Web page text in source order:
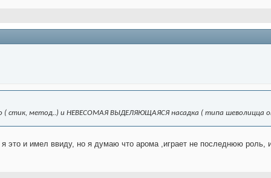
( стик, метод..) и НЕВЕСОМАЯ ВЫДЕЛЯЮЩАЯСЯ насадка ( типа шеволицца
это и имел ввиду, но я думаю что арома ,играет не последнюю роль,